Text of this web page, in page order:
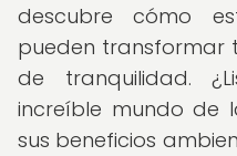
descubre cómo
pueden transformar
de tranquilidad.
increíble mundo de
sus beneficios